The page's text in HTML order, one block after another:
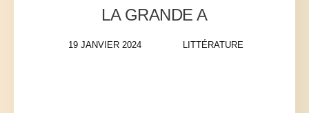
LA GRANDE A
19 JANVIER 2024 LITTÉRATURE